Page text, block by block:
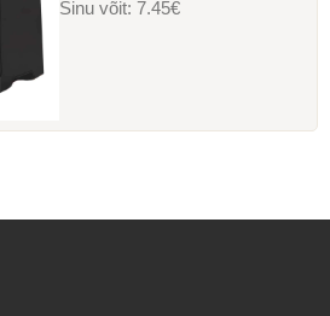
Sinu võit: 7.45€